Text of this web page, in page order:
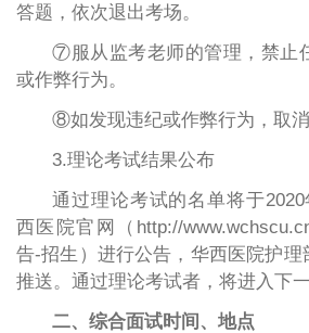
答题，依次退出考场。
⑦服从监考老师的管理，禁止
或作弊行为。
⑧如发现违纪或作弊行为，取消
3.理论考试结果公布
通过理论考试的名单将于
西医院官网（http://
告-招生）进行公告，华西医院护
推送。通过理论考试者，将进入下
二、综合面试时间、地点